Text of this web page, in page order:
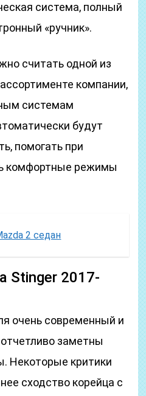
система, полный
«ручник».
считать одной из
компании,
системам
будут
помогать при
комфортные режимы
2 седан
Stinger 2017-
очень современный и
заметны
Некоторые критики
сходство корейца с